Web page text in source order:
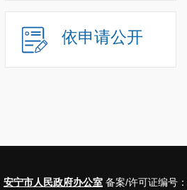
依申请公开
安宁市人民政府办公室 备案/许可证编号：